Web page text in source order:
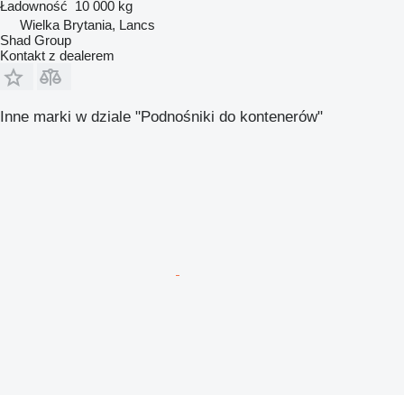
Ładowność 10 000 kg
Wielka Brytania, Lancs
Shad Group
Kontakt z dealerem
Inne marki w dziale "Podnośniki do kontenerów"